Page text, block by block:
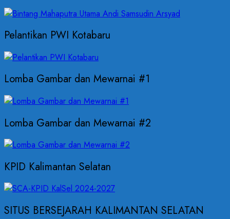
Pelantikan PWI Kotabaru
Lomba Gambar dan Mewarnai #1
Lomba Gambar dan Mewarnai #2
KPID Kalimantan Selatan
SITUS BERSEJARAH KALIMANTAN SELATAN